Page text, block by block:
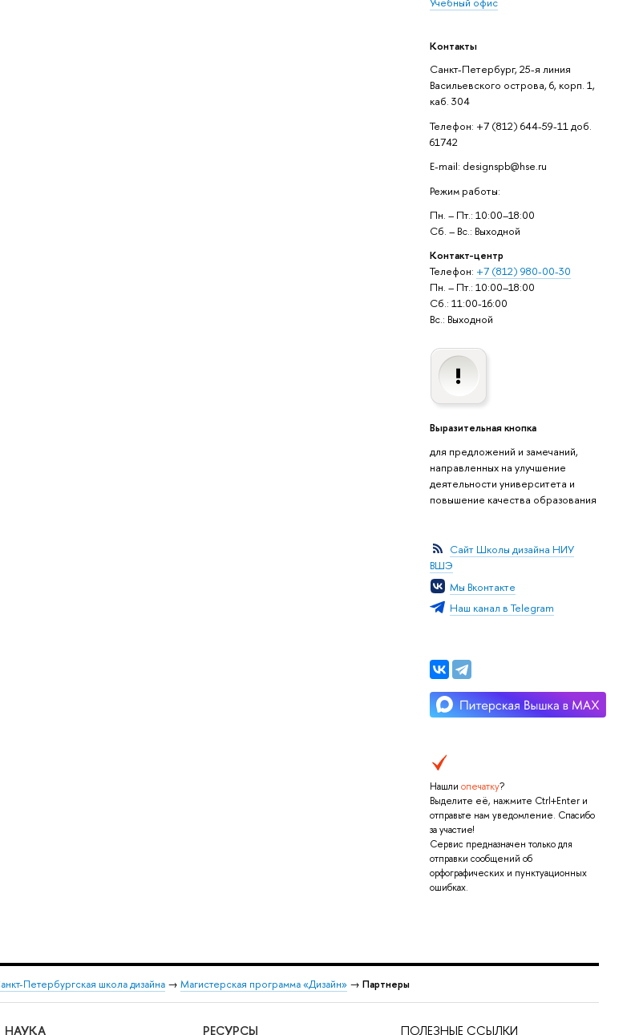
Контакты
Санкт-Петербург, 25-я линия
Васильевского острова, 6, корп. 1,
каб. 304
Телефон: +7 (812) 644-59-11 доб.
61742
E-mail: designspb@hse.ru
Режим работы:
Пн. – Пт.: 10:00–18:00
Сб. – Вс.: Выходной
Контакт-центр
Телефон: +7 (812) 980-00-30
Пн. – Пт.: 10:00–18:00
Сб.: 11:00-16:00
Вс.: Выходной
Выразительная кнопка
для предложений и замечаний,
направленных на улучшение
деятельности университета и
повышение качества образования
Сайт Школы дизайна НИУ
ВШЭ
Мы Вконтакте
Наш канал в Telegram
Нашли опечатку?
Выделите её, нажмите Ctrl+Enter и
отправьте нам уведомление. Спасибо
за участие!
Сервис предназначен только для
отправки сообщений об
орфографических и пунктуационных
ошибках.
Петербургская школа дизайна→ Магистерская программа «Дизайн» → Партнеры
НАУКА РЕСУРСЫ ПОЛЕЗНЫЕ ССЫЛКИ